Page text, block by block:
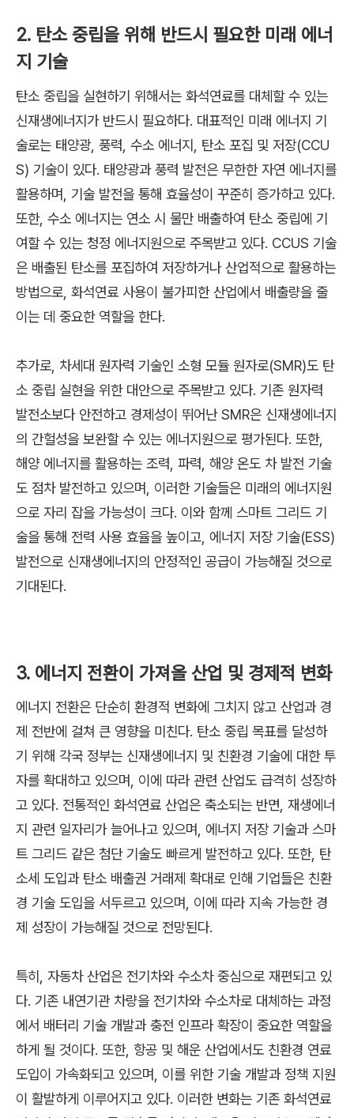
2. 탄소 중립을 위해 반드시 필요한 미래 에너
지 기술
탄소 중립을 실현하기 위해서는 화석연료를 대체할 수 있는
신재생에너지가 반드시 필요하다. 대표적인 미래 에너지 기
술로는 태양광, 풍력, 수소 에너지, 탄소 포집 및 저장(CCU
S) 기술이 있다. 태양광과 풍력 발전은 무한한 자연 에너지를
활용하며, 기술 발전을 통해 효율성이 꾸준히 증가하고 있다.
또한, 수소 에너지는 연소 시 물만 배출하여 탄소 중립에 기
여할 수 있는 청정 에너지원으로 주목받고 있다. CCUS 기술
은 배출된 탄소를 포집하여 저장하거나 산업적으로 활용하는
방법으로, 화석연료 사용이 불가피한 산업에서 배출량을 줄
이는 데 중요한 역할을 한다.
추가로 , 차세대 원자력 기술인 소형 모듈 원자로(SMR)도 탄
소 중립 실현을 위한 대안으로 주목받고 있다. 기존 원자력
발전소보다 안전하고 경제성이 뛰어난 SMR은 신재생에너지
의 간헐성을 보완할 수 있는 에너지원으로 평가된다. 또한,
해양 에너지를 활용하는 조력, 파력, 해양 온도 차 발전 기술
도 점차 발전하고 있으며, 이러한 기술들은 미래의 에너지원
으로 자리 잡을 가능성이 크다. 이와 함께 스마트 그리드 기
술을 통해 전력 사용 효율을 높이고, 에너지 저장 기술(ESS)
발전으로 신재생에너지의 안정적인 공급이 가능해질 것으로
기대된다.
3. 에너지 전환이 가져올 산업 및 경제적 변화
에너지 전환은 단순히 환경적 변화에 그치지 않고 산업과 경
제 전반에 걸쳐 큰 영향을 미친다. 탄소 중립 목표를 달성하
기 위해 각국 정부는 신재생에너지 및 친환경 기술에 대한 투
자를 확대하고 있으며, 이에 따라 관련 산업도 급격히 성장하
고 있다. 전통적인 화석연료 산업은 축소되는 반면, 재생에너
지 관련 일자리가 늘어나고 있으며, 에너지 저장 기술과 스마
트 그리드 같은 첨단 기술도 빠르게 발전하고 있다. 또한, 탄
소세 도입과 탄소 배출권 거래제 확대로 인해 기업들은 친환
경 기술 도입을 서두르고 있으며, 이에 따라 지속 가능한 경
제 성장이 가능해질 것으로 전망된다.
특히, 자동차 산업은 전기차와 수소차 중심으로 재편되고 있
다. 기존 내연기관 차량을 전기차와 수소차로 대체하는 과정
에서 배터리 기술 개발과 충전 인프라 확장이 중요한 역할을
하게 될 것이다. 또한, 항공 및 해운 산업에서도 친환경 연료
도입이 가속화되고 있으며, 이를 위한 기술 개발과 정책 지원
이 활발하게 이루어지고 있다. 이러한 변화는 기존 화석연료